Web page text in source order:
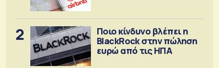
2
Ποιο κίνδυνο βλέπει η
BlackRock στην πώληση
ευρώ από τις ΗΠΑ